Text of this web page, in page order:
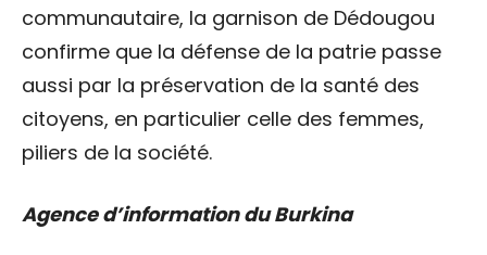
communautaire, la garnison de Dédougou
confirme que la défense de la patrie passe
aussi par la préservation de la santé des
citoyens, en particulier celle des femmes,
piliers de la société.
Agence d’information du Burkina